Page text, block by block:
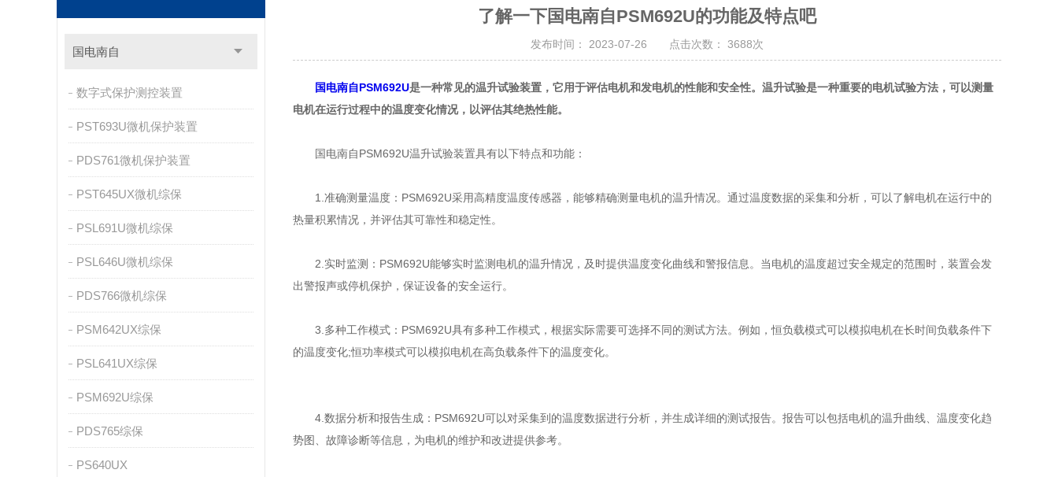
国电南自
数字式保护测控装置
PST693U微机保护装置
PDS761微机保护装置
PST645UX微机综保
PSL691U微机综保
PSL646U微机综保
PDS766微机综保
PSM642UX综保
PSL641UX综保
PSM692U综保
PDS765综保
PS640UX
了解一下国电南自PSM692U的功能及特点吧
发布时间： 2023-07-26 点击次数： 3688次
国电南自PSM692U是一种常见的温升试验装置，它用于评估电机和发电机的性能和安全性。温升试验是一种重要的电机试验方法，可以测量
电机在运行过程中的温度变化情况，以评估其绝热性能。
国电南自PSM692U温升试验装置具有以下特点和功能：
1.准确测量温度：PSM692U采用高精度温度传感器，能够精确测量电机的温升情况。通过温度数据的采集和分析，可以了解电机在运行中的
热量积累情况，并评估其可靠性和稳定性。
2.实时监测：PSM692U能够实时监测电机的温升情况，及时提供温度变化曲线和警报信息。当电机的温度超过安全规定的范围时，装置会发
出警报声或停机保护，保证设备的安全运行。
3.多种工作模式：PSM692U具有多种工作模式，根据实际需要可选择不同的测试方法。例如，恒负载模式可以模拟电机在长时间负载条件下
的温度变化;恒功率模式可以模拟电机在高负载条件下的温度变化。
4.数据分析和报告生成：PSM692U可以对采集到的温度数据进行分析，并生成详细的测试报告。报告可以包括电机的温升曲线、温度变化趋
势图、故障诊断等信息，为电机的维护和改进提供参考。